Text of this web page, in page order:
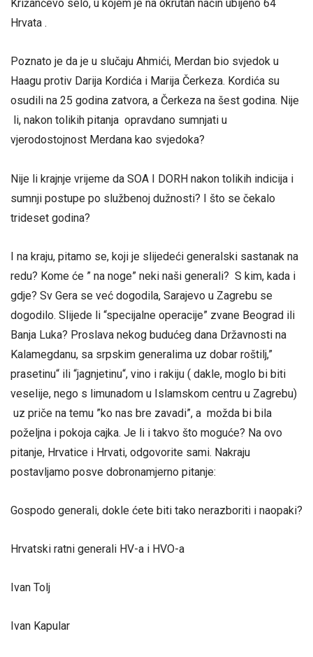
Križančevo selo, u kojem je na okrutan način ubijeno 64
Hrvata .
Poznato je da je u slučaju Ahmići, Merdan bio svjedok u
Haagu protiv Darija Kordića i Marija Čerkeza. Kordića su
osudili na 25 godina zatvora, a Čerkeza na šest godina. Nije
li, nakon tolikih pitanja opravdano sumnjati u
vjerodostojnost Merdana kao svjedoka?
Nije li krajnje vrijeme da SOA I DORH nakon tolikih indicija i
sumnji postupe po službenoj dužnosti? I što se čekalo
trideset godina?
I na kraju, pitamo se, koji je slijedeći generalski sastanak na
redu? Kome će ” na noge” neki naši generali? S kim, kada i
gdje? Sv Gera se već dogodila, Sarajevo u Zagrebu se
dogodilo. Slijede li “specijalne operacije” zvane Beograd ili
Banja Luka? Proslava nekog budućeg dana Državnosti na
Kalamegdanu, sa srpskim generalima uz dobar roštilj,”
prasetinu“ ili “jagnjetinu“, vino i rakiju ( dakle, moglo bi biti
veselije, nego s limunadom u Islamskom centru u Zagrebu)
uz priče na temu ”ko nas bre zavadi”, a možda bi bila
poželjna i pokoja cajka. Je li i takvo što moguće? Na ovo
pitanje, Hrvatice i Hrvati, odgovorite sami. Nakraju
postavljamo posve dobronamjerno pitanje:
Gospodo generali, dokle ćete biti tako nerazboriti i naopaki?
Hrvatski ratni generali HV-a i HVO-a
Ivan Tolj
Ivan Kapular